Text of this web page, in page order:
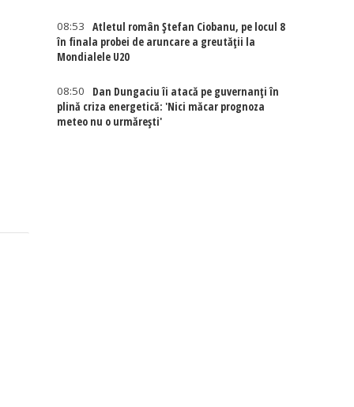
08:53
Atletul român Ștefan Ciobanu, pe locul 8
în finala probei de aruncare a greutății la
Mondialele U20
08:50
Dan Dungaciu îi atacă pe guvernanți în
plină criza energetică: 'Nici măcar prognoza
meteo nu o urmărești'